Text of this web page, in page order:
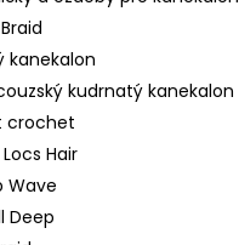
kanekalon
kudrnatý kanekalon
crochet
Hair
Wave
Deep